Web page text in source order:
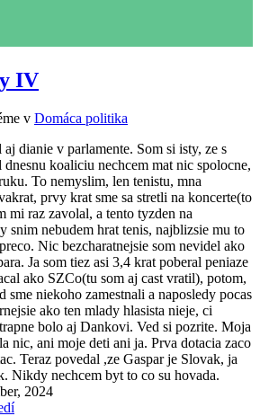
IV
v Domáca politika
aj dianie v parlamente. Som si isty, ze s
koaliciu nechcem mat nic spolocne,
To nemyslim, len tenistu, mna
prvy krat sme sa stretli na koncerte(to
mi raz zavolal, a tento tyzden na
snim nebudem hrat tenis, najblizsie mu to
Nic bezcharatnejsie som nevidel ako
Ja som tiez asi 3,4 krat poberal peniaze
ako SZCo(tu som aj cast vratil), potom,
sme niekoho zamestnali a naposledy pocas
ako ten mlady hlasista nieje, ci
bolo aj Dankovi. Ved si pozrite. Moja
nic, ani moje deti ani ja. Prva dotacia zaco
Teraz povedal ,ze Gaspar je Slovak, ja
Nikdy nechcem byt to co su hovada.
2024